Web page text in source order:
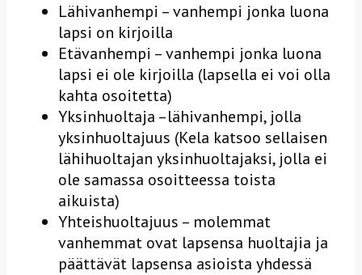
Lähivanhempi – vanhempi jonka luona
lapsi on kirjoilla
Etävanhempi – vanhempi jonka luona
lapsi ei ole kirjoilla (lapsella ei voi olla
kahta osoitetta)
Yksinhuoltaja –lähivanhempi, jolla
yksinhuoltajuus (Kela katsoo sellaisen
lähihuoltajan yksinhuoltajaksi, jolla ei
ole samassa osoitteessa toista
aikuista)
Yhteishuoltajuus – molemmat
vanhemmat ovat lapsensa huoltajia ja
päättävät lapsensa asioista yhdessä